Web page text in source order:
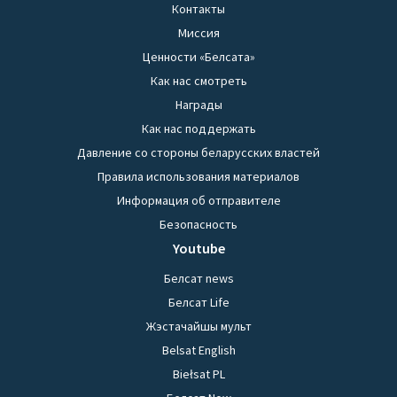
Контакты
Миссия
Ценности «Белсата»
Как нас смотреть
Награды
Как нас поддержать
Давление со стороны беларусских властей
Правила использования материалов
Информация об отправителе
Безопасность
Youtube
Белсат news
Белсат Life
Жэстачайшы мульт
Belsat English
Biełsat PL